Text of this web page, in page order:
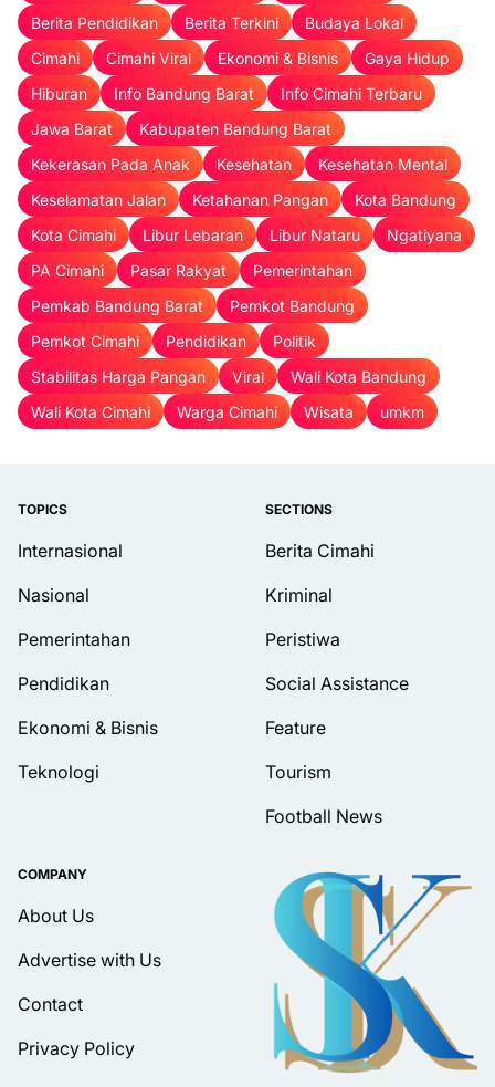
Berita Pendidikan
Berita Terkini
Budaya Lokal
Cimahi
Cimahi Viral Ekonomi & Bisnis
Gaya Hidup
Hiburan
Info Bandung Barat
Info Cimahi Terbaru
Jawa Barat
Kabupaten Bandung Barat
Kekerasan Pada Anak
Kesehatan
Kesehatan Mental
Keselamatan Jalan
Ketahanan Pangan
Kota Bandung
Kota Cimahi
Libur Lebaran Libur Nataru
Ngatiyana
PA Cimahi
Pasar Rakyat
Pemerintahan
Pemkab Bandung Barat
Pemkot Bandung
Pemkot Cimahi
Pendidikan
Politik
Stabilitas Harga Pangan
Viral
Wali Kota Bandung
Wali Kota Cimahi
Warga Cimahi Wisata umkm
TOPICS
Internasional
Nasional
Pemerintahan
Pendidikan
Ekonomi & Bisnis
Teknologi
SECTIONS
Berita Cimahi
Kriminal
Peristiwa
Social Assistance
Feature
Tourism
Football News
COMPANY
About Us
Advertise with Us
Contact
Privacy Policy